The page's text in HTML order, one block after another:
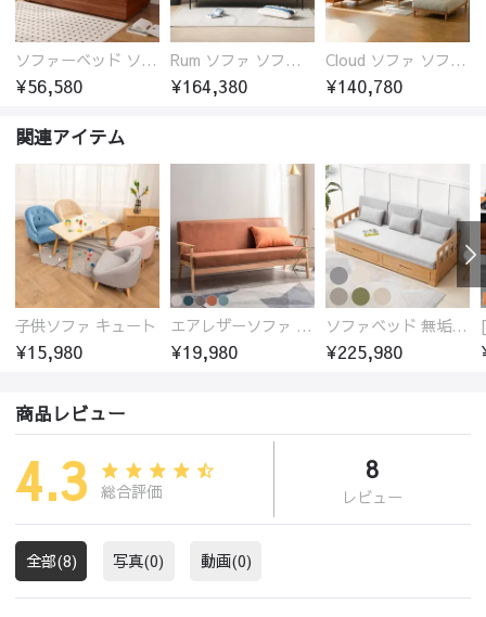
ソファーベッド ソファベッド 2人 3人掛け 「幅100～180cm」ソファー ソファーベッド 1人掛け 2人掛け 3人掛け 収納付き 北欧 コンパクト-fsx-1005
¥56,580
Rum ソファ ソファー おしゃれ 1人掛け～4人掛け ウォールナットorオーク材フレーム 西海岸風 肘掛
¥164,380
Cloud ソファ ソファーおしゃれ 1人掛け～3人掛け チェリー材フレーム 木製 北欧 おしゃれ 5カラー 自由レイアウト
¥140,780
関連アイテム
子供ソファ キュート
¥15,980
エアレザーソファ おしゃれ 無地 1人用 二人掛け 3人掛け
¥19,980
ソファベッド 無垢材フレーム
¥225,980
商品レビュー
4.3 総合評価
8
レビュー
全部(8) 写真(0) 動画(0)